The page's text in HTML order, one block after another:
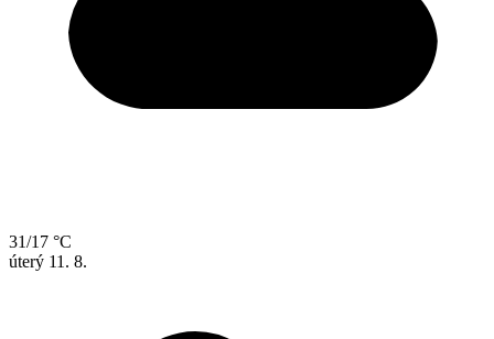
31/17 °C
úterý 11. 8.